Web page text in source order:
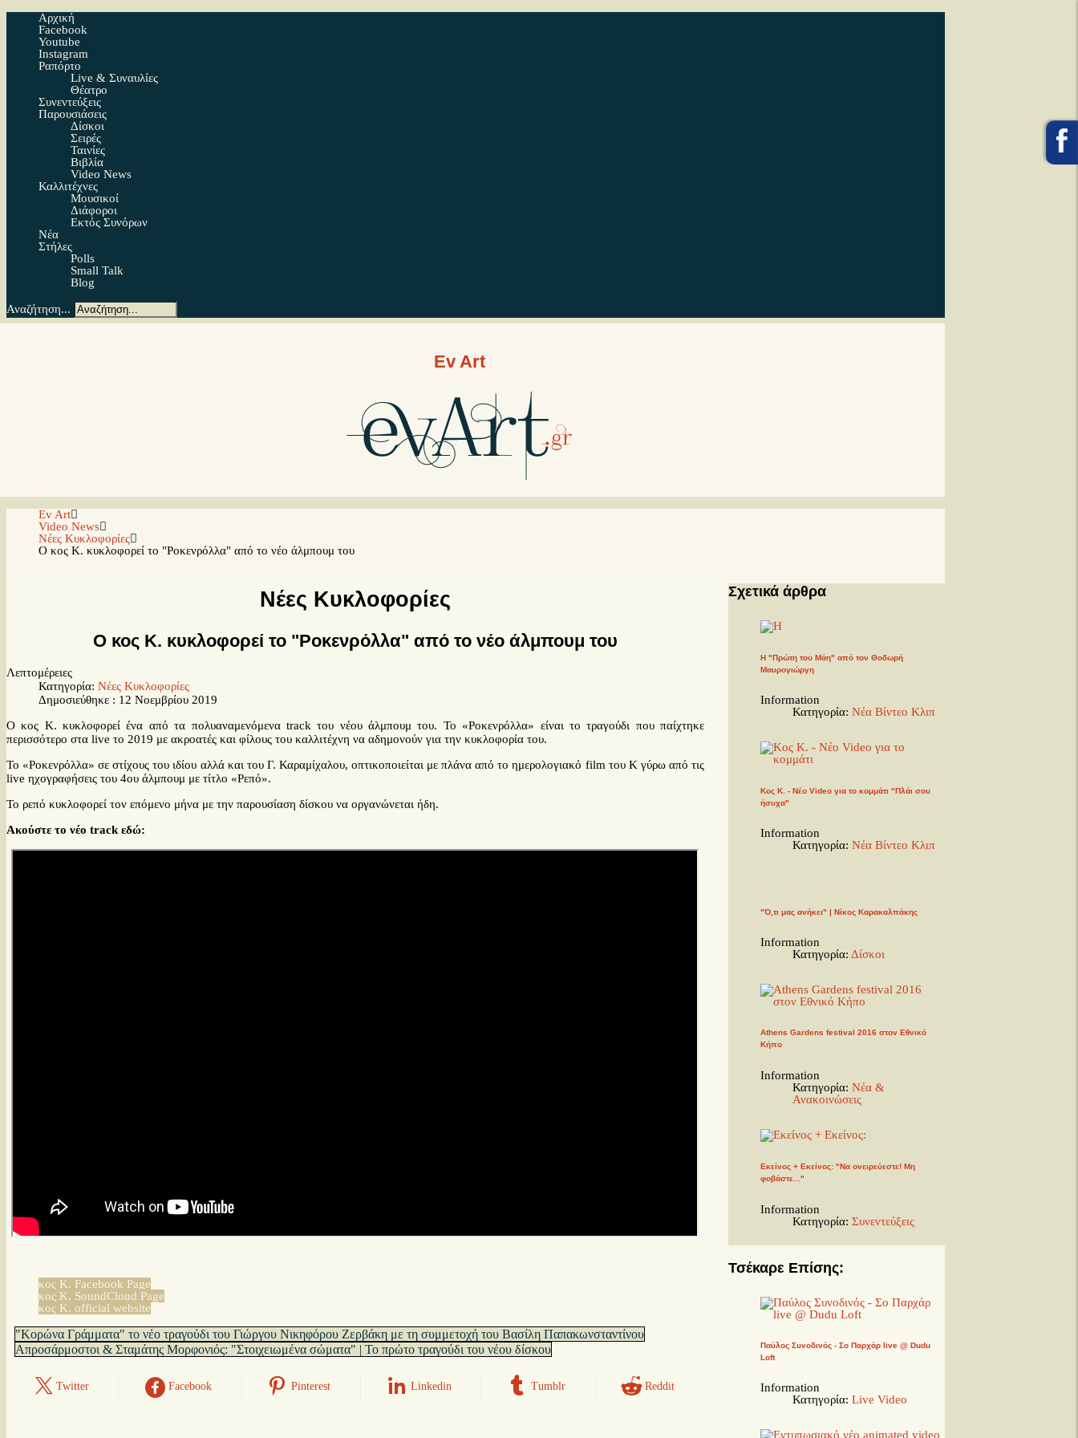
Αρχική
Facebook
Youtube
Instagram
Ραπόρτο
Live & Συναυλίες
Θέατρο
Συνεντεύξεις
Παρουσιάσεις
Δίσκοι
Σειρές
Ταινίες
Βιβλία
Video News
Καλλιτέχνες
Μουσικοί
Διάφοροι
Εκτός Συνόρων
Νέα
Στήλες
Polls
Small Talk
Blog
Αναζήτηση...
Ev Art
Ev Art
Video News
Νέες Κυκλοφορίες
Ο κος Κ. κυκλοφορεί το "Ροκενρόλλα" από το νέο άλμπουμ του
Νέες Κυκλοφορίες
Ο κος Κ. κυκλοφορεί το "Ροκενρόλλα" από το νέο άλμπουμ του
Λεπτομέρειες
Κατηγορία: Νέες Κυκλοφορίες
Δημοσιεύθηκε : 12 Νοεμβρίου 2019
Ο κος Κ. κυκλοφορεί ένα από τα πολυαναμενόμενα track του νέου άλμπουμ του. Το «Ροκενρόλλα» είναι το τραγούδι που παίχτηκε
περισσότερο στα live το 2019 με ακροατές και φίλους του καλλιτέχνη να αδημονούν για την κυκλοφορία του.
Το «Ροκενρόλλα» σε στίχους του ιδίου αλλά και του Γ. Καραμίχαλου, οπτικοποιείται με πλάνα από το ημερολογιακό film του Κ γύρω από τις
live ηχογραφήσεις του 4ου άλμπουμ με τίτλο «Ρεπό».
Το ρεπό κυκλοφορεί τον επόμενο μήνα με την παρουσίαση δίσκου να οργανώνεται ήδη.
Ακούστε το νέο track εδώ:
κος Κ. Facebook Page
κος Κ. SoundCloud Page
κος Κ. official website
"Κορώνα Γράμματα" το νέο τραγούδι του Γιώργου Νικηφόρου Ζερβάκη με τη συμμετοχή του Βασίλη Παπακωνσταντίνου
Απροσάρμοστοι & Σταμάτης Μορφονιός: "Στοιχειωμένα σώματα" | Το πρώτο τραγούδι του νέου δίσκου
Twitter Facebook Pinterest Linkedin Tumblr Reddit
Σχετικά άρθρα
Η "Πρώτη του Μάη" από τον Θοδωρή
Μαυρογιώργη
Information
Κατηγορία: Νέα Βίντεο Κλιπ
Κος Κ. - Νέο Video για το κομμάτι "Πλάι σου
ήσυχα"
Information
Κατηγορία: Νέα Βίντεο Κλιπ
"Ό,τι μας ανήκει" | Νίκος Καρακαλπάκης
Information
Κατηγορία: Δίσκοι
Athens Gardens festival 2016 στον Εθνικό
Κήπο
Information
Κατηγορία: Νέα &
Ανακοινώσεις
Εκείνος + Εκείνος: "Να ονειρεύεστε! Μη
φοβάστε..."
Information
Κατηγορία: Συνεντεύξεις
Τσέκαρε Επίσης:
Παύλος Συνοδινός - Σο Παρχάρ live @ Dudu
Loft
Information
Κατηγορία: Live Video